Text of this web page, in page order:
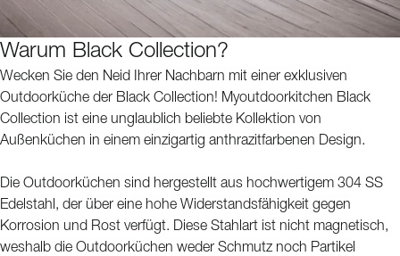
Warum Black Collection?
Wecken Sie den Neid Ihrer Nachbarn mit einer exklusiven
Outdoorküche der Black Collection! Myoutdoorkitchen Black
Collection ist eine unglaublich beliebte Kollektion von
Außenküchen in einem einzigartig anthrazitfarbenen Design.
Die Outdoorküchen sind hergestellt aus hochwertigem 304 SS
Edelstahl, der über eine hohe Widerstandsfähigkeit gegen
Korrosion und Rost verfügt. Diese Stahlart ist nicht magnetisch,
weshalb die Outdoorküchen weder Schmutz noch Partikel